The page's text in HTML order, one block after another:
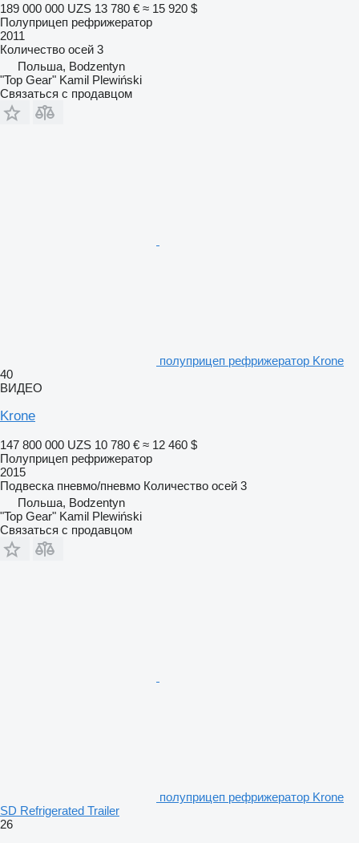
189 000 000 UZS 13 780 € ≈ 15 920 $
Полуприцеп рефрижератор
2011
Количество осей 3
Польша, Bodzentyn
"Top Gear" Kamil Plewiński
Связаться с продавцом
полуприцеп рефрижератор Krone
40
ВИДЕО
Krone
147 800 000 UZS 10 780 € ≈ 12 460 $
Полуприцеп рефрижератор
2015
Подвеска пневмо/пневмо Количество осей 3
Польша, Bodzentyn
"Top Gear" Kamil Plewiński
Связаться с продавцом
полуприцеп рефрижератор Krone
SD Refrigerated Trailer
26